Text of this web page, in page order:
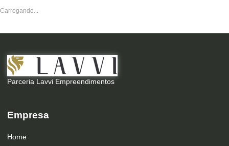
Carregando...
Parceria Lavvi Empreendimentos
Empresa
Home